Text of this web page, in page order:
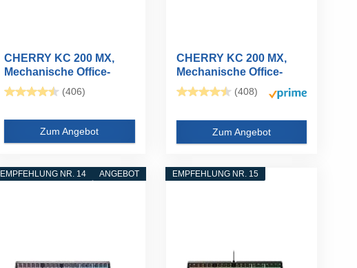
CHERRY KC 200 MX,
Mechanische Office-
Tastatur mit...
(406)
Zum Angebot
CHERRY KC 200 MX,
Mechanische Office-
Tastatur mit...
(408)
Zum Angebot
ANGEBOT
EMPFEHLUNG NR. 14 EMPFEHLUNG NR. 15